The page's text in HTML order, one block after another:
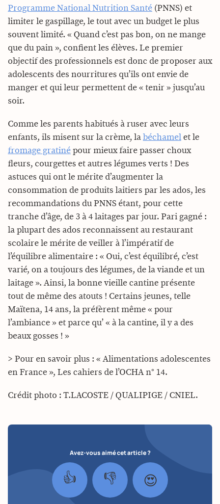
Programme National Nutrition Santé (PNNS) et
limiter le gaspillage, le tout avec un budget le plus
souvent limité. « Quand c’est pas bon, on ne mange
que du pain », confient les élèves. Le premier
objectif des professionnels est donc de proposer aux
adolescents des nourritures qu’ils ont envie de
manger et qui leur permettent de « tenir » jusqu’au
soir.
Comme les parents habitués à ruser avec leurs
enfants, ils misent sur la crème, la béchamel et le
fromage gratiné pour mieux faire passer choux
fleurs, courgettes et autres légumes verts ! Des
astuces qui ont le mérite d’augmenter la
consommation de produits laitiers par les ados, les
recommandations du PNNS étant, pour cette
tranche d’âge, de 3 à 4 laitages par jour. Pari gagné :
la plupart des ados reconnaissent au restaurant
scolaire le mérite de veiller à l’impératif de
l’équilibre alimentaire : « Oui, c’est équilibré, c’est
varié, on a toujours des légumes, de la viande et un
laitage ». Ainsi, la bonne vieille cantine présente
tout de même des atouts ! Certains jeunes, telle
Maïtena, 14 ans, la préfèrent même « pour
l’ambiance » et parce qu’ « à la cantine, il y a des
beaux gosses ! »
> Pour en savoir plus : « Alimentations adolescentes
en France », Les cahiers de l’OCHA n° 14.
Crédit photo : T.LACOSTE / QUALIPIGE / CNIEL.
Avez-vous aimé cet article ?
👍 👎 😍